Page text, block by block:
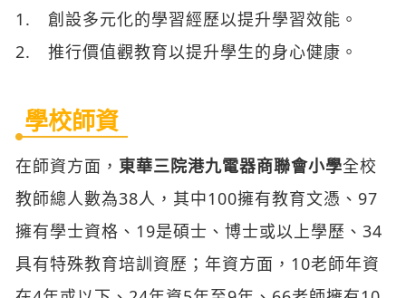
1. 創設多元化的學習經歷以提升學習效能。
2. 推行價值觀教育以提升學生的身心健康。
學校師資
在師資方面， 東華三院港九電器商聯會小學全校
教師總人數為38人，其中100擁有教育文憑、97
擁有學士資格、19是碩士、博士或以上學歷、34
具有特殊教育培訓資歷；年資方面，10老師年資